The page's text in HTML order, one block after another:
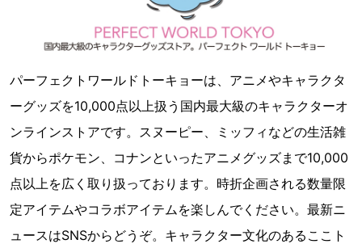
パーフェクトワールドトーキョーは、アニメやキャラクタ
ーグッズを10,000点以上扱う国内最大級のキャラクターオ
ンラインストアです。スヌーピー、ミッフィなどの生活雑
貨からポケモン、コナンといったアニメグッズまで10,000
点以上を広く取り扱っております。時折企画される数量限
定アイテムやコラボアイテムを楽しんでください。最新ニ
ュースはSNSからどうぞ。キャラクター文化のあるここト